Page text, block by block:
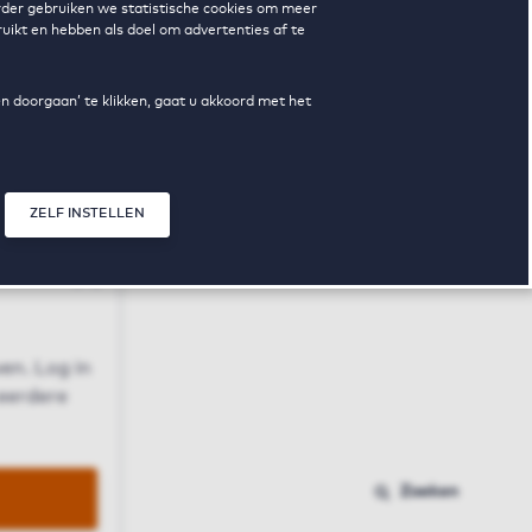
gebruiken we statistische cookies om meer
en hebben als doel om advertenties af te
doorgaan’ te klikken, gaat u akkoord met het
ZELF INSTELLEN
Log in
Zoeken